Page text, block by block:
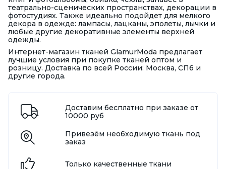
театрально-сценических пространствах, декорации в
фотостудиях. Также идеально подойдет для мелкого
декора в одежде: лампасы, лацканы, эполеты, лычки и
любые другие декоративные элементы верхней
одежды.
Интернет-магазин тканей GlamurModa предлагает
лучшие условия при покупке тканей оптом и
розницу. Доставка по всей России: Москва, СПб и
другие города.
Доставим бесплатно при заказе от
10000 руб
Привезём необходимую ткань под
заказ
Только качественные ткани